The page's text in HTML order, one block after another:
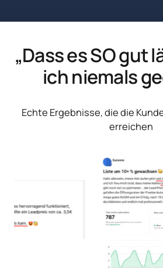
„Dass es SO gut
ich niemals
Echte Ergebnisse, die die
erreichen